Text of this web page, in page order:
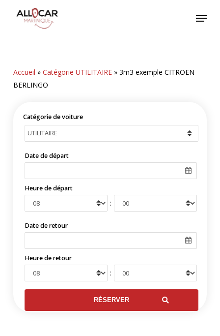
Menu
Accueil » Catégorie UTILITAIRE» 3m3 exemple CITROEN
BERLINGO
Catégorie de voiture
Date de départ
Heure de départ
:
Date de retour
Heure de retour
: